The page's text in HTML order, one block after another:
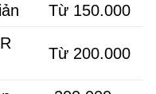
Từ 150.000
Từ 200.000